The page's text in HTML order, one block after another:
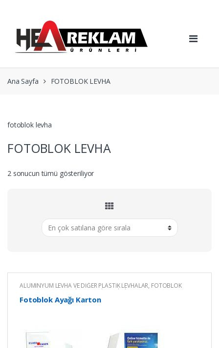
navigation
content
Ana Sayfa FOTOBLOK LEVHA
fotoblok levha
FOTOBLOK LEVHA
2 sonucun tümü gösteriliyorPopülerliğe
ALÜMİNYUM LEVHA VE DİĞER PLASTİK LEVHALAR, FOTOBLOK
PVC,Foam,Dekota,Foreks Levhalar
Fotoblok Ayağı Karton